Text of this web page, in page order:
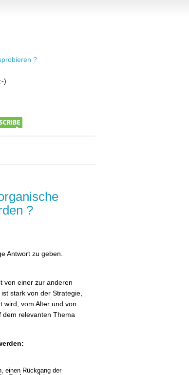
?
)
?
Antwort zu geben.
von einer zur anderen
stark von der Strategie,
wird, vom Alter und von
relevanten Thema
einen Rückgang der